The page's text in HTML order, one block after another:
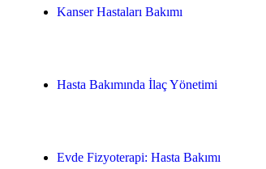
Kanser Hastaları Bakımı
Hasta Bakımında İlaç Yönetimi
Evde Fizyoterapi: Hasta Bakımı